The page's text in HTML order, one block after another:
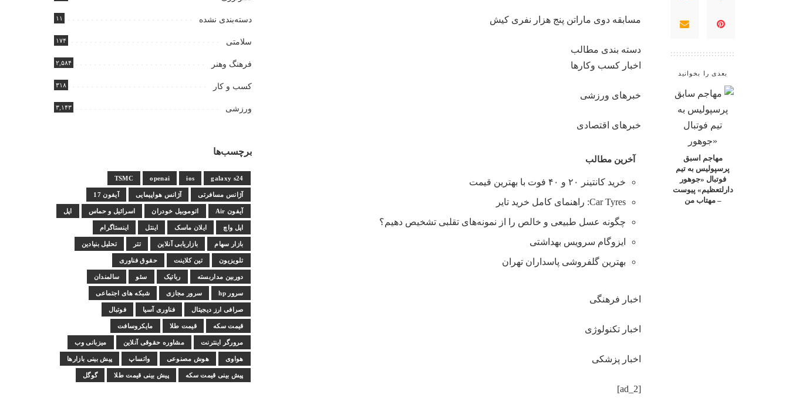
بعدی را بخوانید
مهاجم اسبق
پرسپولیس به تیم
فوتبال «جوهور
دارلتعظیم» پیوست
– مهتاب من
مسابقه دوی ماراتن پنج هزار نفری کیش
دسته بندی مطالب
اخبار کسب وکارها
خبرهای ورزشی
خبرهای اقتصادی
آخرین مطالب
خرید کانتینر ۲۰ و ۴۰ فوت با بهترین قیمت
Car Tyres: راهنمای کامل خرید تایر
چگونه عسل طبیعی و خالص را از نمونه‌های تقلبی تشخیص دهیم؟
ایزوگام سرویس بهداشتی
بهترین گلفروشی پاسداران تهران
اخبار فرهنگی
اخبار تکنولوژی
اخبار پزشکی
[ad_2]
دسته‌بندی نشده ۱۱
سلامتی ۱۷۴
فرهنگ وهنر ۲,۵۸۴
کسب و کار ۳۱۸
ورزشی ۳,۱۴۳
برچسب‌ها
galaxy s24
ios
openai
TSMC
آژانس مسافرتی آژانس هواپیمایی آیفون 17
آیفون Air اتوموبیل خودران اسرائیل و حماس اپل
اپل واچ ایلان ماسک اینتل اینستاگرام
بازار سهام بازاریابی آنلاین تتر تحلیل بنیادین
تلویزیون تین کلاینت حقوق فناوری
دوربین مداربسته رباتیک سئو سالمندان
سرور hp سرور مجازی شبکه های اجتماعی
صرافی ارز دیجیتال فناوری آسیا فوتبال
قیمت سکه قیمت طلا مایکروسافت
مرورگر اینترنت مشاوره حقوقی آنلاین میزبانی وب
هواوی هوش مصنوعی واتساپ پیش بینی بازارها
پیش بینی قیمت سکه پیش بینی قیمت طلا گوگل